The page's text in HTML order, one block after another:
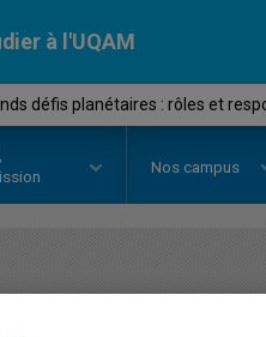
à l'UQAM
défis planétaires : rôles et
Nos campus